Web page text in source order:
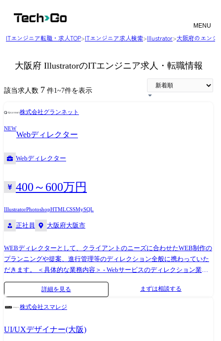
MENU
ITエンジニア転職・求人TOP>ITエンジニア求人検索>Illustrator>大阪府のエンジ
大阪府 IllustratorのITエンジニア求人・転職情報
該当求人数 7 件1~7件を表示
株式会社グランネット
NEW
Webディレクター
Webディレクター
400～600万円
IllustratorPhotoshopHTMLCSSMySQL
正社員 大阪府大阪市
WEBディレクターとして、クライアントのニーズに合わせたWEB制作の
プランニングや提案、進行管理等のディレクション全般に携わっていた
だきます。 ＜具体的な業務内容＞ - Webサービスのディレクション業務 -
要件ヒアリングと課題解決に向けたプランニング - サイト構造設計／ワ
イヤー作成 - 予算管理／進行管理 クリエイティブの力でクライアントの
ービス】 ◆デジタルマーケティング SEO対策を中心にリスティング広告
やMEO対策（地図エンジンの最適化）等をトータルで提供 ◆Webサイト
詳細を見る まずは相談する
株式会社スマレジ
UI/UXデザイナー(大阪)